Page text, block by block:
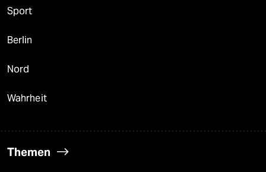
Sport
Berlin
Nord
Wahrheit
Themen